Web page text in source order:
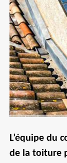
L’équipe du
de la toiture